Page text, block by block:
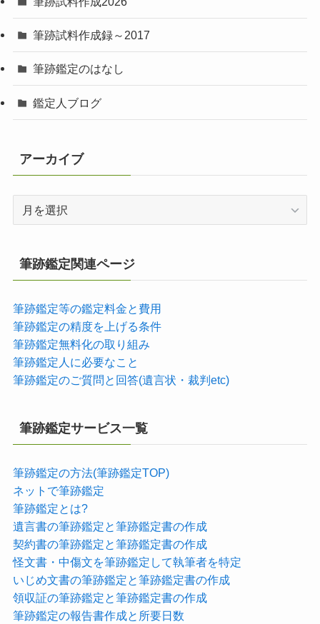
筆跡試料作成録～2017
筆跡鑑定のはなし
鑑定人ブログ
アーカイブ
イ
筆跡鑑定関連ページ
筆跡鑑定等の鑑定料金と費用
筆跡鑑定の精度を上げる条件
筆跡鑑定無料化の取り組み
筆跡鑑定人に必要なこと
筆跡鑑定のご質問と回答(遺言状・裁判etc)
筆跡鑑定サービス一覧
筆跡鑑定の方法(筆跡鑑定TOP)
ネットで筆跡鑑定
筆跡鑑定とは?
遺言書の筆跡鑑定と筆跡鑑定書の作成
契約書の筆跡鑑定と筆跡鑑定書の作成
怪文書・中傷文を筆跡鑑定して執筆者を特定
いじめ文書の筆跡鑑定と筆跡鑑定書の作成
領収証の筆跡鑑定と筆跡鑑定書の作成
筆跡鑑定の報告書作成と所要日数